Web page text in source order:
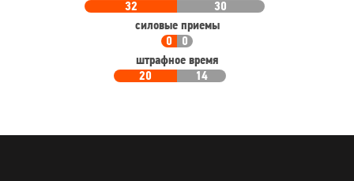
32
30
силовые приемы
0
0
штрафное время
20
14